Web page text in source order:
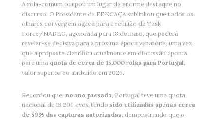
A rola-comum ocupou um lugar de enorme destaque no
discurso. O Presidente da FENCAÇA sublinhou que todos os
olhares convergem agora para a reunião da Task
Force/NADEG, agendada para 18 de maio, que poderá
revelar-se decisiva para a próxima época venatória, uma vez
que a proposta científica atualmente em discussão aponta
para uma quota de cerca de 15.000 rolas para Portugal,
valor superior ao atribuído em 2025.
Recordou que, no ano passado, Portugal teve uma quota
nacional de 13.200 aves, tendo sido utilizadas apenas cerca
de 59% das capturas autorizadas,demonstrando que o